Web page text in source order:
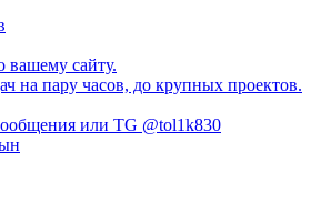
сайту.
на пару часов, до крупных проектов.
или TG @tol1k830